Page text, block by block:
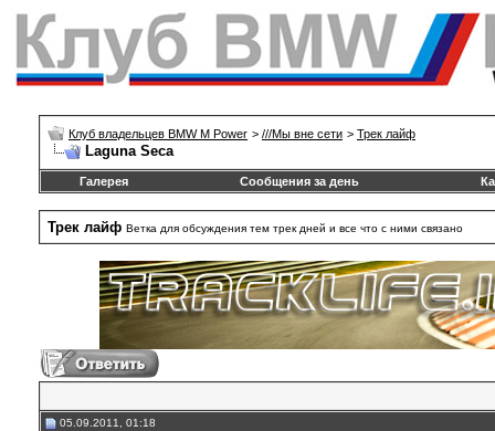
Клуб владельцев BMW M Power > ///Mы вне сети > Трек лайф
Laguna Seca
Галерея Сообщения за день
Трек лайф Ветка для обсуждения тем трек дней и все что с ними связано
05.09.2011, 01:18